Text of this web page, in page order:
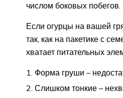
числом боковых побегов.
Если огурцы на вашей
так, как на пакетике с
хватает питательных
Форма груши –
Слишком тонкие –